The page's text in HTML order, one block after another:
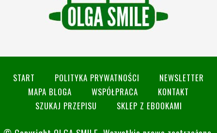
START POLITYKA PRYWATNOŚCI
NEWSLETTER
MAPA BLOGA
WSPÓŁPRACA
KONTAKT
SZUKAJ PRZEPISU
SKLEP Z EBOOKAMI